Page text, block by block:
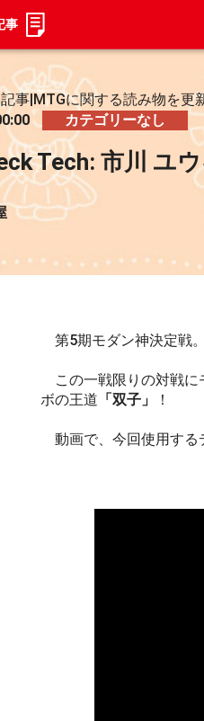
事
事|MTGに関する読み物を更
カテゴリーなし
Tech: 市川 ユ
第5期モダン神決定戦。
この一戦限りの対戦に
ボの王道 「双子」 ！
動画で、今回使用する